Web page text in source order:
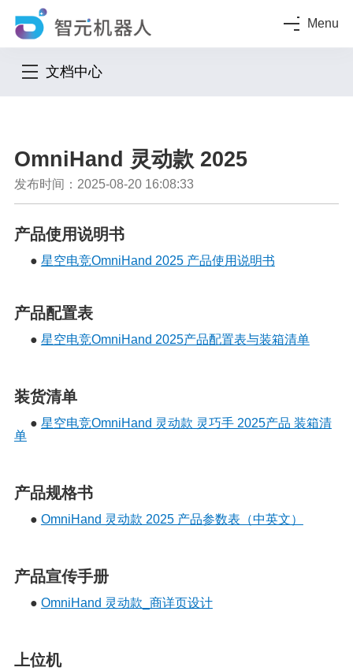
Menu
文档中心
OmniHand 灵动款 2025
发布时间：2025-08-20 16:08:33
产品使用说明书
● 星空电竞OmniHand 2025 产品使用说明书
产品配置表
● 星空电竞OmniHand 2025产品配置表与装箱清单
装货清单
● 星空电竞OmniHand 灵动款 灵巧手 2025产品 装箱清
单
产品规格书
● OmniHand 灵动款 2025 产品参数表（中英文）
产品宣传手册
● OmniHand 灵动款_商详页设计
上位机